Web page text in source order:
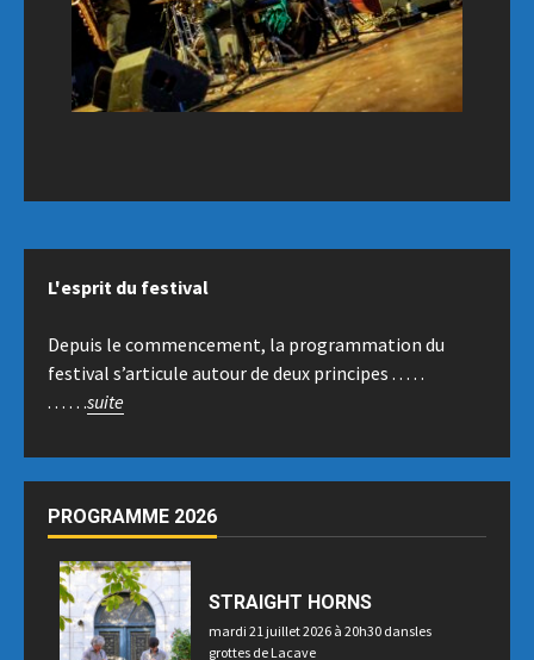
L'esprit du festival
Depuis le commencement, la programmation du
festival s’articule autour de deux principes . . . . .
. . . . . .suite
PROGRAMME 2026
STRAIGHT HORNS
mardi 21 juillet 2026 à 20h30 dansles
grottes de Lacave